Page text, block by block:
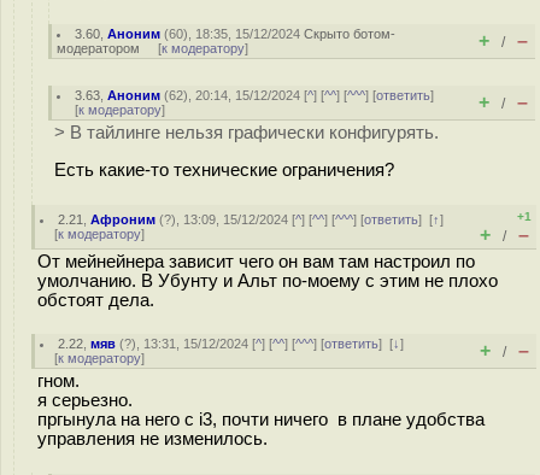
3.60 ,Аноним (60), 18:35, 15/12/2024Скрыто ботом-
модератором [к модератору] + / –
3.63 ,Аноним (62), 20:14, 15/12/2024 [^] [^^] [^^^] [ответить]
[к модератору] + / –
> В тайлинге нельзя графически конфигурять.
Есть какие-то технические ограничения?
2.21 ,Афроним (?), 13:09, 15/12/2024 [^] [^^] [^^^] [ответить][↑]
[к модератору]
+1
+ / –
От мейнейнера зависит чего он вам там настроил по
умолчанию. В Убунту и Альт по-моему с этим не плохо
обстоят дела.
2.22 ,мяв (?), 13:31, 15/12/2024 [^] [^^] [^^^] [ответить][↓]
[к модератору] + / –
гном.
я серьезно.
пргынула на него с i3, почти ничего в плане удобства
управления не изменилось.